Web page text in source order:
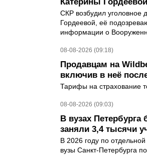
СКР возбудил уголовное
Гордеевой, её
информации о
08-08-2026 (09:18)
Продавцам на
включив в неё
Тарифы на страхование
08-08-2026 (09:03)
В вузах
заняли 3,4 тысячи
В 2026 году по
вузы Санкт-Петербурга